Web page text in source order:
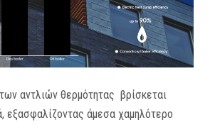
αντλιών θερμότητας βρίσκεται
εξασφαλίζοντας άμεσα χαμηλότερο